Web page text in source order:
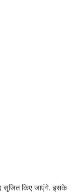
सृजित किए जाएंगे. इसके